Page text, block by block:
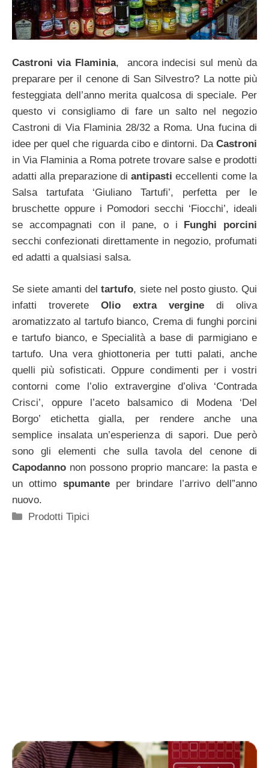
Castroni via Flaminia, ancora indecisi sul menù da
preparare per il cenone di San Silvestro? La notte più
festeggiata dell’anno merita qualcosa di speciale. Per
questo vi consigliamo di fare un salto nel negozio
Castroni di Via Flaminia 28/32 a Roma. Una fucina di
idee per quel che riguarda cibo e dintorni. DaCastroni
in Via Flaminia a Roma potrete trovare salse e prodotti
adatti alla preparazione diantipasti eccellenti come la
Salsa tartufata ‘Giuliano Tartufi’, perfetta per le
bruschette oppure i Pomodori secchi ‘Fiocchi’, ideali
se accompagnati con il pane, o i Funghi porcini
secchi confezionati direttamente in negozio, profumati
ed adatti a qualsiasi salsa.
Se siete amanti del tartufo, siete nel posto giusto. Qui
infatti troverete Olio extra vergine di oliva
aromatizzato al tartufo bianco, Crema di funghi porcini
e tartufo bianco, e Specialità a base di parmigiano e
tartufo. Una vera ghiottoneria per tutti palati, anche
quelli più sofisticati. Oppure condimenti per i vostri
contorni come l’olio extravergine d’oliva ‘Contrada
Crisci’, oppure l’aceto balsamico di Modena ‘Del
Borgo’ etichetta gialla, per rendere anche una
semplice insalata un’esperienza di sapori. Due però
sono gli elementi che sulla tavola del cenone di
Capodanno non possono proprio mancare: la pasta e
un ottimo spumanteper brindare l’arrivo dell”anno
nuovo.
Categorie
Prodotti Tipici